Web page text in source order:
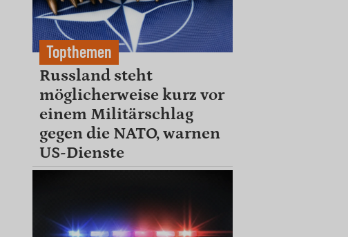
Topthemen
Russland steht
möglicherweise kurz vor
einem Militärschlag
gegen die NATO, warnen
US-Dienste